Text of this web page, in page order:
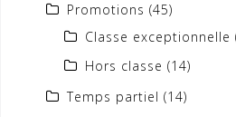
Promotions (45)
Classe exceptionnelle
Hors classe (14)
Temps partiel (14)